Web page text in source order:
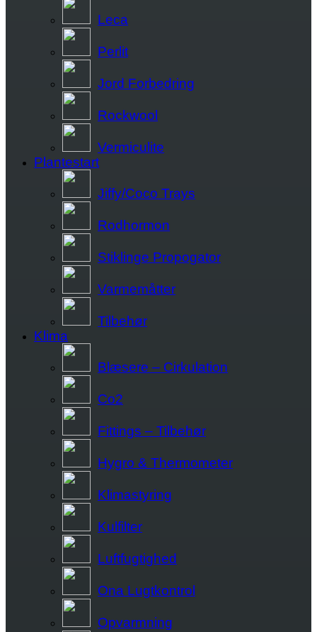
Leca
Perlit
Jord Forbedring
Rockwool
Vermiculite
Plantestart
Jiffy/Coco Trays
Rodhormon
Stiklinge Propogator
Varmemåtter
Tilbehør
Klima
Blæsere – Cirkulation
Co2
Fittings – Tilbehør
Hygro & Thermometer
Klimastyring
Kulfilter
Luftfugtighed
Ona Lugtkontrol
Opvarmning